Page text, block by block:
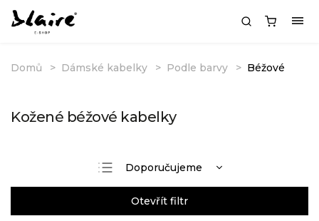
Domů Dámské kabelky Podle barvy Béžové
Kožené béžové kabelky
Doporučujeme
Nejlevnější
Nejdražší
Otevřít filtr